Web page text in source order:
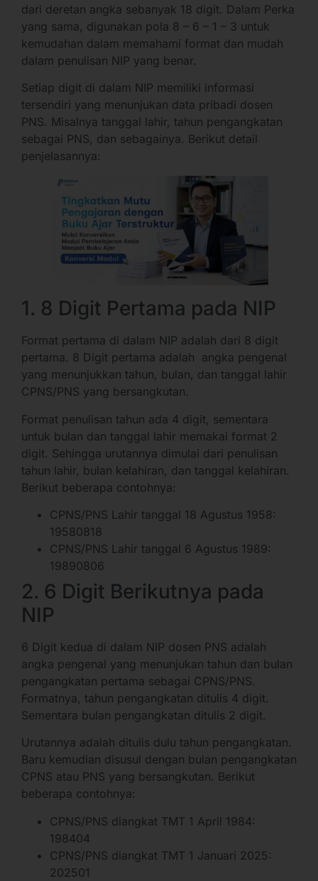
dari deretan angka sebanyak 18 digit. Dalam Perka
yang sama, digunakan pola 8 – 6 – 1 – 3 untuk
kemudahan dalam memahami format dan mudah
dalam penulisan NIP yang benar.
Setiap digit di dalam NIP memiliki informasi
tersendiri yang menunjukan data pribadi dosen
PNS. Misalnya tanggal lahir, tahun pengangkatan
sebagai PNS, dan sebagainya. Berikut detail
penjelasannya:
1. 8 Digit Pertama pada NIP
Format pertama di dalam NIP adalah dari 8 digit
pertama. 8 Digit pertama adalah angka pengenal
yang menunjukkan tahun, bulan, dan tanggal lahir
CPNS/PNS yang bersangkutan.
Format penulisan tahun ada 4 digit, sementara
untuk bulan dan tanggal lahir memakai format 2
digit. Sehingga urutannya dimulai dari penulisan
tahun lahir, bulan kelahiran, dan tanggal kelahiran.
Berikut beberapa contohnya:
CPNS/PNS Lahir tanggal 18 Agustus 1958:
19580818
CPNS/PNS Lahir tanggal 6 Agustus 1989:
19890806
2. 6 Digit Berikutnya pada
NIP
6 Digit kedua di dalam NIP dosen PNS adalah
angka pengenal yang menunjukan tahun dan bulan
pengangkatan pertama sebagai CPNS/PNS.
Formatnya, tahun pengangkatan ditulis 4 digit.
Sementara bulan pengangkatan ditulis 2 digit.
Urutannya adalah ditulis dulu tahun pengangkatan.
Baru kemudian disusul dengan bulan pengangkatan
CPNS atau PNS yang bersangkutan. Berikut
beberapa contohnya:
CPNS/PNS diangkat TMT 1 April 1984:
198404
CPNS/PNS diangkat TMT 1 Januari 2025:
202501